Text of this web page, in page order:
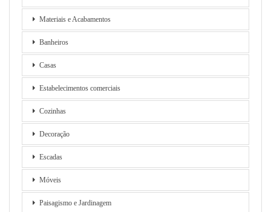
Materiais e Acabamentos
Banheiros
Casas
Estabelecimentos comerciais
Cozinhas
Decoração
Escadas
Móveis
Paisagismo e Jardinagem